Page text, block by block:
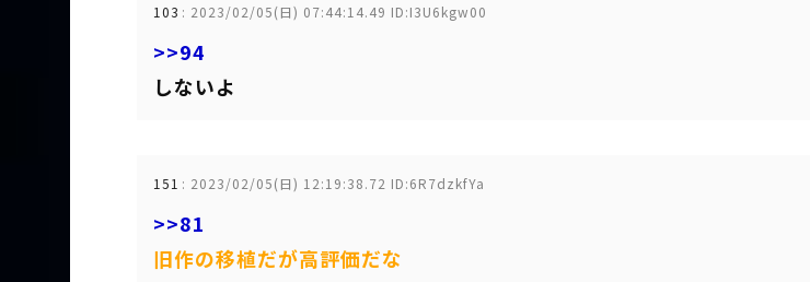
103 : 2023/02/05(日) 07:44:14.49 ID:I3U6kgw00
>>94
しないよ
151 : 2023/02/05(日) 12:19:38.72 ID:6R7dzkfYa
>>81
旧作の移植だが高評価だな